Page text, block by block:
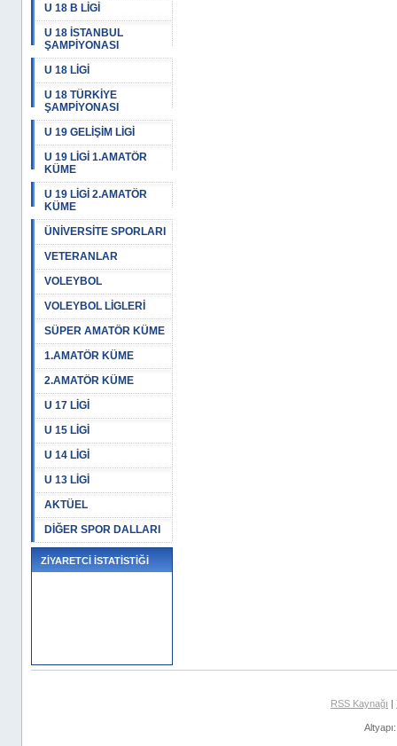
U 18 B LİGİ
U 18 İSTANBUL
ŞAMPİYONASI
U 18 LİGİ
U 18 TÜRKİYE
ŞAMPİYONASI
U 19 GELİŞİM LİGİ
U 19 LİGİ 1.AMATÖR
KÜME
U 19 LİGİ 2.AMATÖR
KÜME
ÜNİVERSİTE SPORLARI
VETERANLAR
VOLEYBOL
VOLEYBOL LİGLERİ
SÜPER AMATÖR KÜME
1.AMATÖR KÜME
2.AMATÖR KÜME
U 17 LİGİ
U 15 LİGİ
U 14 LİGİ
U 13 LİGİ
AKTÜEL
DİĞER SPOR DALLARI
ZİYARETCİ İSTATİSTİĞİ
RSS Kaynağı |